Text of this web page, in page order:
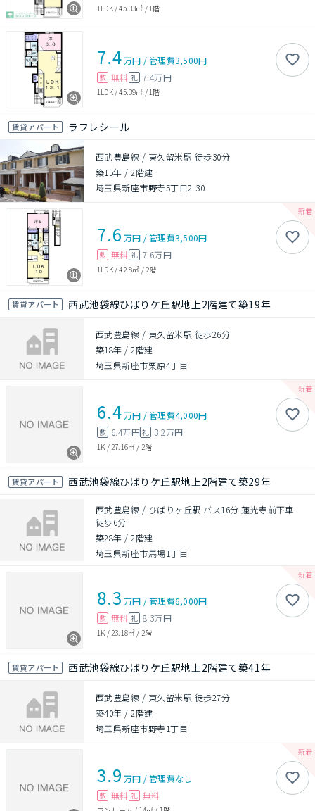
1LDK/45.33㎡ /1階
7.4万円 /管理費3,500円
敷 無料 礼 7.4万円
1LDK/45.39㎡ / 1階
賃貸アパート ラフレシール
西武豊島線 / 東久留米駅 徒歩30分
築15年 /2階建
埼玉県新座市野寺5丁目2-30
7.6 万円 /管理費3,500円
敷 無料 礼 7.6万円
1LDK/42.8㎡ / 2階
賃貸アパート 西武池袋線ひばりケ丘駅地上2階建て築19年
西武豊島線 / 東久留米駅 徒歩26分
築18年 /2階建
埼玉県新座市栗原4丁目
6.4万円 /管理費4,000円
敷 6.4万円礼 3.2万円
1K / 27.16㎡ / 2階
賃貸アパート 西武池袋線ひばりケ丘駅地上2階建て築29年
西武豊島線 / ひばりヶ丘駅 バス16分 蓮光寺前下車
徒歩6分
築28年 /2階建
埼玉県新座市馬場1丁目
8.3 万円 /管理費6,000円
敷 無料 礼 8.3万円
1K / 23.18㎡ / 2階
賃貸アパート 西武池袋線ひばりケ丘駅地上2階建て築41年
西武豊島線 / 東久留米駅 徒歩27分
築40年 /2階建
埼玉県新座市野寺1丁目
3.9 万円 /管理費なし
敷 無料 礼 無料